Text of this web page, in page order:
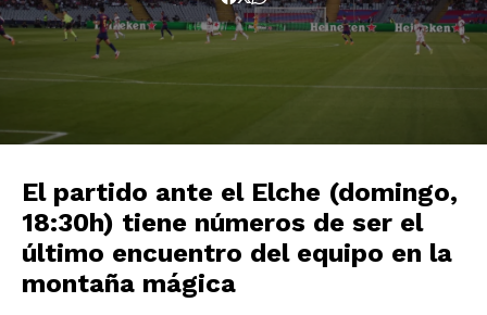
El partido ante el Elche (domingo,
18:30h) tiene números de ser el
último encuentro del equipo en la
montaña mágica